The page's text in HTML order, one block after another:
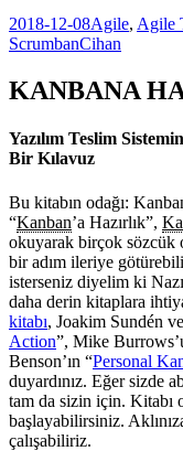
Başarı
Etkenleri:
Literatür
2018-12-08Agile, Agile
ScrumbanCihan
KANBANA
Yazılım Teslim
Bir Kılavuz
Bu kitabın odağı:
“Kanban’a Hazırlık”,
okuyarak birçok sözcük
bir adım ileriye
isterseniz diyelim ki
daha derin kitaplara
kitabı, Joakim Sundén
Action”, Mike
Benson’ın “Personal
duyardınız. Eğer sizde
tam da sizin için. Kitabı
başlayabilirsiniz.
çalışabiliriz.